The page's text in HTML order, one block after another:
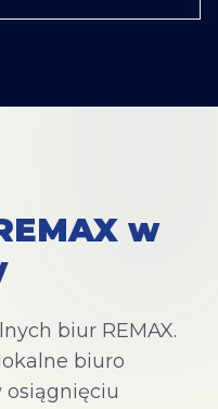
w
biur REMAX.
biuro
osiągnięciu